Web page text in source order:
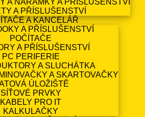
A NÁRAMKY A PŘÍSLUŠENSTVÍ
A PŘÍSLUŠENSTVÍ
A KANCELÁŘ
A PŘÍSLUŠENSTVÍ
POČÍTAČE
A PŘÍSLUŠENSTVÍ
PC PERIFERIE
A SLUCHÁTKA
A SKARTOVAČKY
ÚLOŽIŠTĚ
SÍŤOVÉ PRVKY
KABELY PRO IT
KALKULAČKY